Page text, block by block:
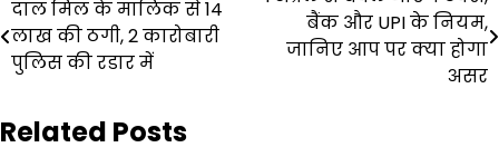
navigation
दाल मिल के मालिक से 14
लाख की ठगी, 2 कारोबारी
पुलिस की रडार में
बैंक और UPI के नियम,
जानिए आप पर क्या होगा
असर
Related Posts